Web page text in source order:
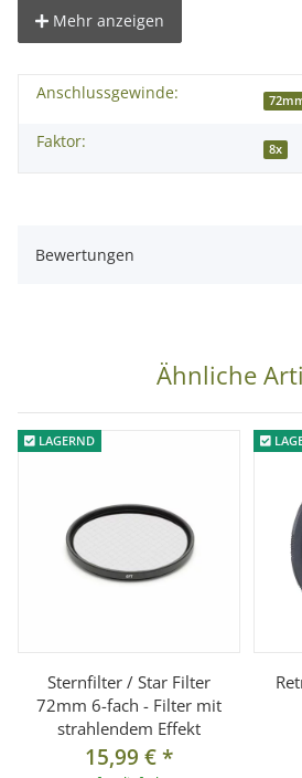
Filtern oder Gegenlichtblenden
Die benötigte Filtergröße richtet sich
Objektivdurchmesser. Prüfen Sie
der Durchmesser des Angebotes zu
Kompatibilität:
1x Sternfilter 8-strahlig 72mm
Mehr anzeigen
Anschlussgewinde:
Faktor: 8x
Bewertungen
Ähnliche
LAGERND
Sternfilter / Star Filter
72mm 6-fach - Filter mit
strahlendem Effekt
15,99 €*